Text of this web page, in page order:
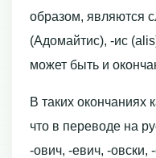
образом, являются
(Адомайтис), -ис
может быть и
В таких окончаниях
что в переводе на
-ович, -евич, -овски,